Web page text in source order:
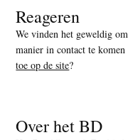
Reageren
We vinden het geweldig
manier in contact te
toe op de site?
Over het BD